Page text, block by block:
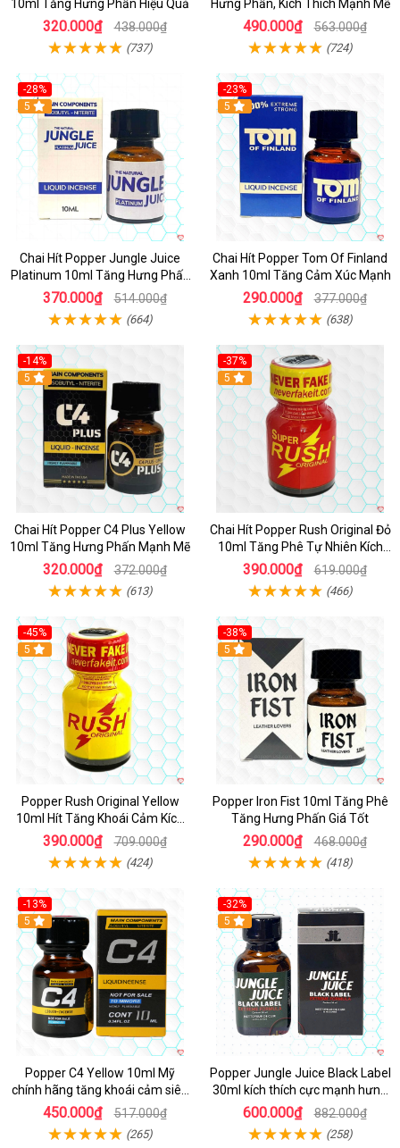
10ml Tăng Hưng Phấn Hiệu Quả
320.000₫ 438.000₫
(737)
Hưng Phấn, Kích Thích Mạnh Mẽ
490.000₫ 563.000₫
(724)
-28%
5
Chai Hít Popper Jungle Juice
Platinum 10ml Tăng Hưng Phấn
Mạnh
370.000₫ 514.000₫
(664)
-23%
5
Chai Hít Popper Tom Of Finland
Xanh 10ml Tăng Cảm Xúc Mạnh
290.000₫ 377.000₫
(638)
-14%
5
Chai Hít Popper C4 Plus Yellow
10ml Tăng Hưng Phấn Mạnh Mẽ
320.000₫ 372.000₫
(613)
-37%
5
Chai Hít Popper Rush Original Đỏ
10ml Tăng Phê Tự Nhiên Kích
Thích
390.000₫ 619.000₫
(466)
-45%
5
Popper Rush Original Yellow
10ml Hít Tăng Khoái Cảm Kích
Thích Mạnh
390.000₫ 709.000₫
(424)
-38%
5
Popper Iron Fist 10ml Tăng Phê
Tăng Hưng Phấn Giá Tốt
290.000₫ 468.000₫
(418)
-13%
Hot
5
Popper C4 Yellow 10ml Mỹ
chính hãng tăng khoái cảm siêu
mạnh
450.000₫ 517.000₫
(265)
-32%
5
Popper Jungle Juice Black Label
30ml kích thích cực mạnh hưng
phấn
600.000₫ 882.000₫
(258)